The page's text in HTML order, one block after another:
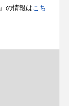
の情報はこち